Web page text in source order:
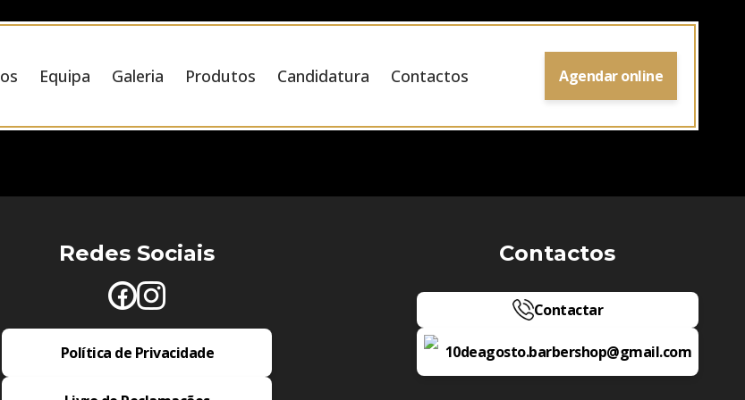
Equipa Galeria Produtos Candidatura Contactos Agendar online
Redes Sociais
Política de Privacidade
Contactos
Contactar
10deagosto.barbershop@gmail.com